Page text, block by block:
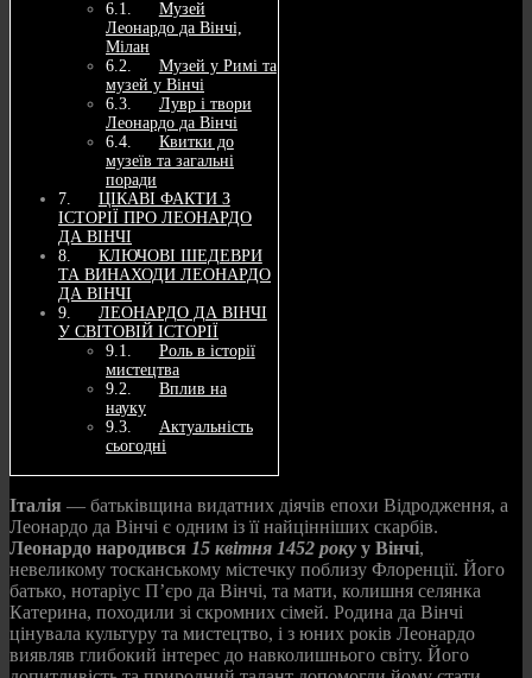
Музей
Леонардо да Вінчі,
Мілан
Музей у Римі та
музей у Вінчі
Лувр і твори
Леонардо да Вінчі
Квитки до
музеїв та загальні
поради
ЦІКАВІ ФАКТИ З
ІСТОРІЇ ПРО ЛЕОНАРДО
ДА ВІНЧІ
КЛЮЧОВІ ШЕДЕВРИ
ТА ВИНАХОДИ ЛЕОНАРДО
ДА ВІНЧІ
ЛЕОНАРДО ДА ВІНЧІ
У СВІТОВІЙ ІСТОРІЇ
Роль в історії
мистецтва
Вплив на
науку
Актуальність
сьогодні
Італія — батьківщина видатних діячів епохи Відродження, а
Леонардо да Вінчі є одним із її найцінніших скарбів.
Леонардо народився 15 квітня 1452 року у Вінчі,
невеликому тосканському містечку поблизу Флоренції. Його
батько, нотаріус П’єро да Вінчі, та мати, колишня селянка
Катерина, походили зі скромних сімей. Родина да Вінчі
цінувала культуру та мистецтво, і з юних років Леонардо
виявляв глибокий інтерес до навколишнього світу. Його